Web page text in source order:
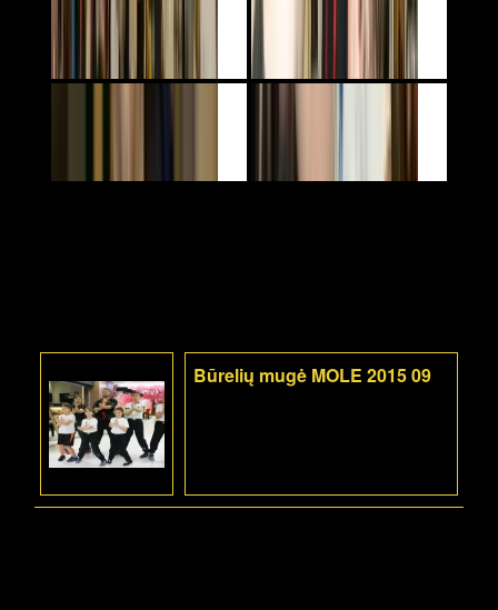
Būrelių mugė MOLE 2015 09